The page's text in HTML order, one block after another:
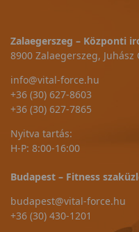
Zalaegerszeg – Központi
8900 Zalaegerszeg, Juhász
info@vital-force.hu
+36 (30) 627-8603
+36 (30) 627-7865
Nyitva tartás:
H-P: 8:00-16:00
Budapest – Fitness
budapest@vital-force.hu
+36 (30) 430-1201